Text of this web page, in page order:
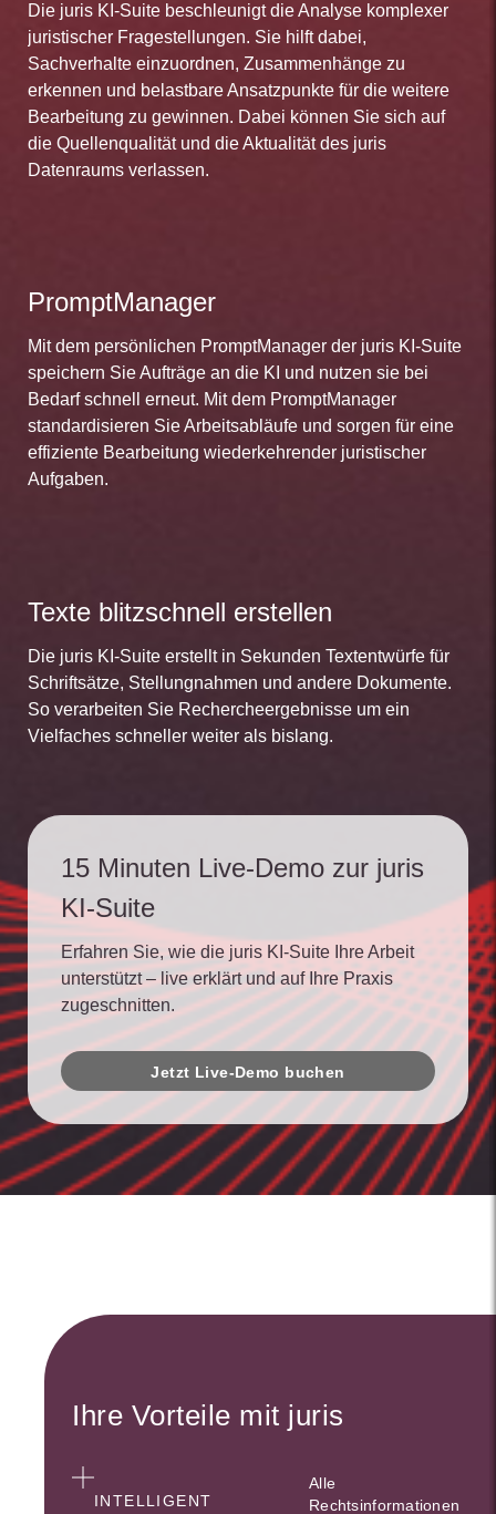
Die juris KI-Suite beschleunigt die Analyse komplexer
juristischer Fragestellungen. Sie hilft dabei,
Sachverhalte einzuordnen, Zusammenhänge zu
erkennen und belastbare Ansatzpunkte für die weitere
Bearbeitung zu gewinnen. Dabei können Sie sich auf
die Quellenqualität und die Aktualität des juris
Datenraums verlassen.
PromptManager
Mit dem persönlichen PromptManager der juris KI-Suite
speichern Sie Aufträge an die KI und nutzen sie bei
Bedarf schnell erneut. Mit dem PromptManager
standardisieren Sie Arbeitsabläufe und sorgen für eine
effiziente Bearbeitung wiederkehrender juristischer
Aufgaben.
Texte blitzschnell erstellen
Die juris KI-Suite erstellt in Sekunden Textentwürfe für
Schriftsätze, Stellungnahmen und andere Dokumente.
So verarbeiten Sie Rechercheergebnisse um ein
Vielfaches schneller weiter als bislang.
15 Minuten Live-Demo zur juris
KI-Suite
Erfahren Sie, wie die juris KI-Suite Ihre Arbeit
unterstützt – live erklärt und auf Ihre Praxis
zugeschnitten.
Jetzt Live-Demo buchen
Ihre Vorteile mit juris
INTELLIGENT
Alle
Rechtsinformationen